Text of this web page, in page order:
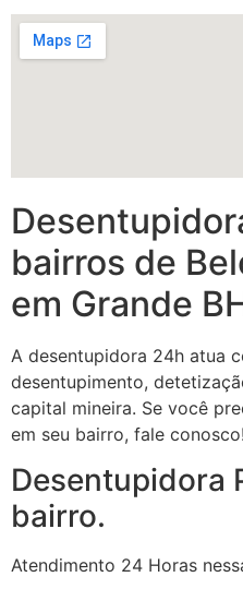
bairros de
em Grande
A desentupidora 24h atua
desentupimento,
capital mineira. Se você
em seu bairro, fale conosco!
Desentupidora
bairro.
Atendimento 24 Horas